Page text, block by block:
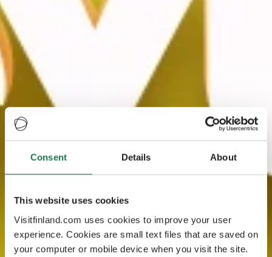
Consent Details About
This website uses cookies
Visitfinland.com uses cookies to improve your user
experience. Cookies are small text files that are saved on
your computer or mobile device when you visit the site.